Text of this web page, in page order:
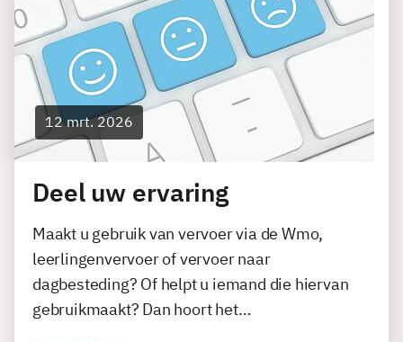
12 mrt. 2026
Deel uw ervaring
Maakt u gebruik van vervoer via de Wmo,
leerlingenvervoer of vervoer naar
dagbesteding? Of helpt u iemand die hiervan
gebruikmaakt? Dan hoort het…